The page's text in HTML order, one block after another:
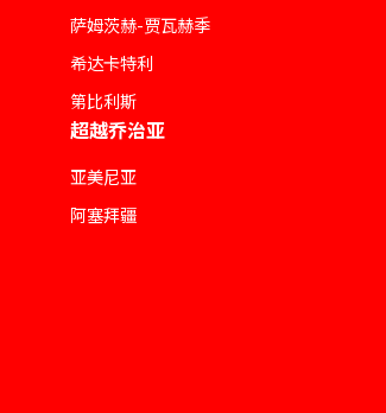
萨姆茨赫-贾瓦赫季
希达卡特利
第比利斯
超越乔治亚
亚美尼亚
阿塞拜疆